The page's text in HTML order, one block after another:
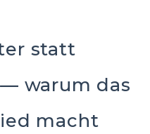
statt
warum das
macht